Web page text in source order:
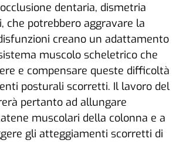
dentaria, dismetria
che potrebbero aggravare la
creano un adattamento
muscolo scheletrico che
e compensare queste difficoltà
posturali scorretti. Il lavoro del
pertanto ad allungare
muscolari della colonna e a
gli atteggiamenti scorretti di